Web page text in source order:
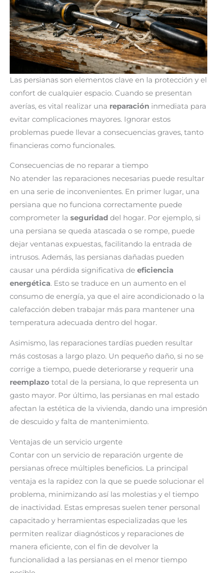
Las persianas son elementos clave en la protección y el
confort de cualquier espacio. Cuando se presentan
averías, es vital realizar una reparación inmediata para
evitar complicaciones mayores. Ignorar estos
problemas puede llevar a consecuencias graves, tanto
financieras como funcionales.
Consecuencias de no reparar a tiempo
No atender las reparaciones necesarias puede resultar
en una serie de inconvenientes. En primer lugar, una
persiana que no funciona correctamente puede
comprometer la seguridad del hogar. Por ejemplo, si
una persiana se queda atascada o se rompe, puede
dejar ventanas expuestas, facilitando la entrada de
intrusos. Además, las persianas dañadas pueden
causar una pérdida significativa de eficiencia
energética. Esto se traduce en un aumento en el
consumo de energía, ya que el aire acondicionado o la
calefacción deben trabajar más para mantener una
temperatura adecuada dentro del hogar.
Asimismo, las reparaciones tardías pueden resultar
más costosas a largo plazo. Un pequeño daño, si no se
corrige a tiempo, puede deteriorarse y requerir una
reemplazo total de la persiana, lo que representa un
gasto mayor. Por último, las persianas en mal estado
afectan la estética de la vivienda, dando una impresión
de descuido y falta de mantenimiento.
Ventajas de un servicio urgente
Contar con un servicio de reparación urgente de
persianas ofrece múltiples beneficios. La principal
ventaja es la rapidez con la que se puede solucionar el
problema, minimizando así las molestias y el tiempo
de inactividad. Estas empresas suelen tener personal
capacitado y herramientas especializadas que les
permiten realizar diagnósticos y reparaciones de
manera eficiente, con el fin de devolver la
funcionalidad a las persianas en el menor tiempo